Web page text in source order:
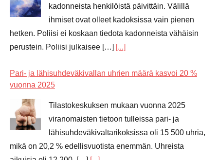
kadonneista henkilöistä päivittäin. Välillä
ihmiset ovat olleet kadoksissa vain pienen
hetken. Poliisi ei koskaan tiedota kadonneista vähäisin
perustein. Poliisi julkaisee […] [...]
Pari- ja lähisuhdeväkivallan uhrien määrä kasvoi 20 %
vuonna 2025
Tilastokeskuksen mukaan vuonna 2025
viranomaisten tietoon tulleissa pari- ja
lähisuhdeväkivaltarikoksissa oli 15 500 uhria,
mikä on 20,2 % edellisvuotista enemmän. Uhreista